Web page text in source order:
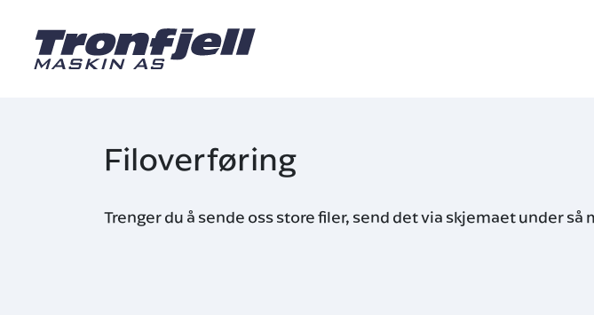
Filoverføring
Trenger du å sende oss store filer, send det via skjemaet under